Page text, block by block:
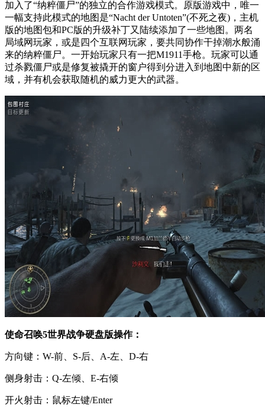
加入了“纳粹僵尸”的独立的合作游戏模式。原版游戏中，唯一
一幅支持此模式的地图是“Nacht der Untoten”(不死之夜)，主机
版的地图包和PC版的升级补丁又陆续添加了一些地图。两名
局域网玩家，或是四个互联网玩家，要共同协作干掉潮水般涌
来的纳粹僵尸。一开始玩家只有一把M1911手枪。玩家可以通
过杀戮僵尸或是修复被撬开的窗户得到分进入到地图中新的区
域，并有机会获取随机的威力更大的武器。
使命召唤5世界战争硬盘版操作：
方向键：W-前、S-后、A-左、D-右
侧身射击：Q-左倾、E-右倾
开火射击：鼠标左键/Enter